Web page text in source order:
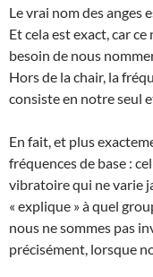
Le vrai nom des anges
Et cela est exact, car ce
besoin de nous
Hors de la chair, la
consiste en notre seul
En fait, et plus
fréquences de base :
vibratoire qui ne varie
« explique » à quel
nous ne sommes pas
précisément, lorsque